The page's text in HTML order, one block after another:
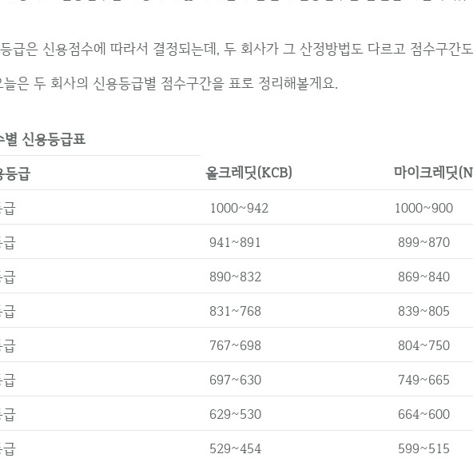
급은 신용점수에 따라서 결정되는데, 두 회사가 그 산정방법도 다르고 점수구간
늘은 두 회사의 신용등급별 점수구간을 표로 정리해볼게요.
별 신용등급표
등급
올크레딧(KCB)
마이크레딧
급
1000~942
1000~900
급
941~891
899~870
급
890~832
869~840
831~768
839~805
급
767~698
804~750
급
697~630
749~665
급
629~530
664~600
급
529~454
599~515